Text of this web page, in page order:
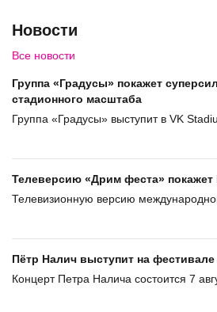
Новости
Все новости
Группа «Градусы» покажет
стадионного масштаба
Группа «Градусы» выступит в VK
Телеверсию «Дрим феста»
Телевизионную версию
Пётр Налич выступит на
Концерт Петра Налича состоится 7